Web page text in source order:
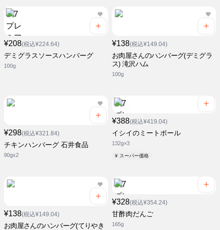
¥208(税込¥224.64)
デミグラスソースハンバーグ
100g
¥138(税込¥149.04)
お肉屋さんのハンバーグ(デミグラ
ス) 滝沢ハム
100g
¥298(税込¥321.84)
チキンハンバーグ 石井食品
90gx2
¥388(税込¥419.04)
イシイのミートボール
132g×3
¥ スーパー価格
¥138(税込¥149.04)
お肉屋さんのハンバーグ(てりやき
¥328(税込¥354.24)
甘酢肉だんご
165g